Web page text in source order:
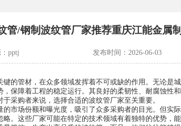
管/钢制波纹管厂家推荐重庆江能金属
pptj 发布时间：2026-06-03
的管材，在众多领域发挥着不可或缺的作用。无论是
保障着工程的稳定运行。其良好的柔韧性、耐腐蚀性
采购者来说，选择合适的波纹管厂家至关重要。
市场份额和曝光度，吸引了众多采购者的目光。但实
。这些厂家可能在特定的技术领域有着独特的优势，